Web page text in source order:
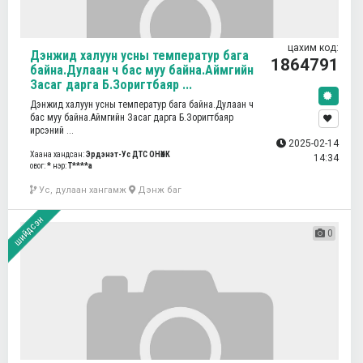
Дэнжид халуун усны температур бага
байна.Дулаан ч бас муу байна.Аймгийн
Засаг дарга Б.Зоригтбаяр ...
Дэнжид халуун усны температур бага байна.Дулаан ч
бас муу байна.Аймгийн Засаг дарга Б.Зоригтбаяр
ирсэний ...
Хаана хандсан:Эрдэнэт-Ус ДТС ОНӨХК
овог:* нэр:Т****а
Ус, дулаан хангамж Дэнж баг
цахим код:
1864791
2025-02-14
14:34
шийдсэн 0